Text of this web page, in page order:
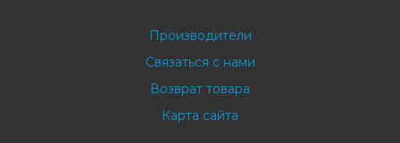
Производители
Связаться с нами
Возврат товара
Карта сайта